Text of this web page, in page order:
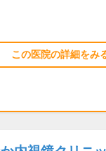
この医院の詳細をみ